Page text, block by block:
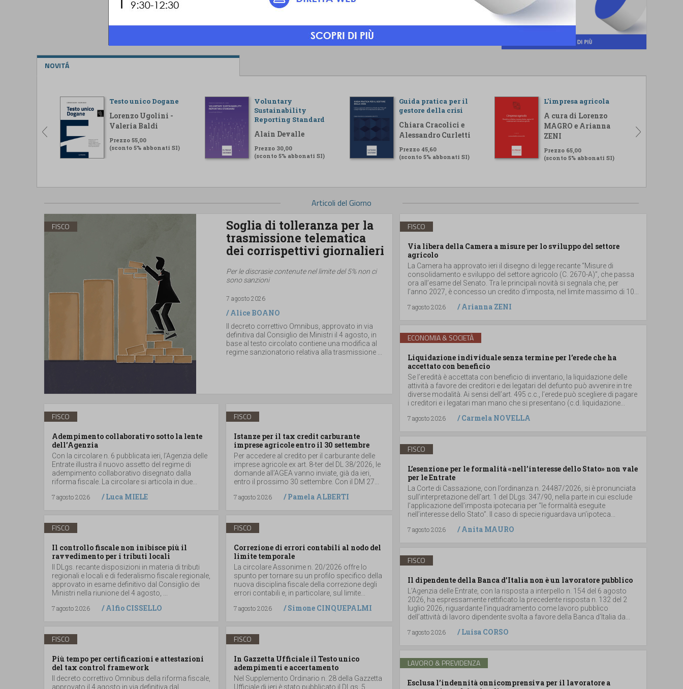
NOVITÁ
Testo unico Dogane
Lorenzo Ugolini -
Valeria Baldi
Prezzo 55,00
(sconto 5% abbonati SI)
Voluntary
Sustainability
Reporting Standard
Alain Devalle
Prezzo 30,00
(sconto 5% abbonati SI)
Guida pratica per il
gestore della crisi
Chiara Cracolici e
Alessandro Curletti
Prezzo 45,60
(sconto 5% abbonati SI)
L'impresa agricola
A cura di Lorenzo
MAGRO e Arianna
ZENI
Prezzo 65,00
(sconto 5% abbonati SI)
Articoli del Giorno
FISCO
Soglia di tolleranza per la
trasmissione telematica
dei corrispettivi giornalieri
Per le discrasie contenute nel limite del 5% non ci
sono sanzioni
7 agosto 2026
/Alice BOANO
Il decreto correttivo Omnibus, approvato in via
definitiva dal Consiglio dei Ministri il 4 agosto, in
base al testo circolato contiene una modifica al
regime sanzionatorio relativa alla trasmissione ...
FISCO
Adempimento collaborativo sotto la lente
dell’Agenzia
Con la circolare n. 6 pubblicata ieri, l’Agenzia delle
Entrate illustra il nuovo assetto del regime di
adempimento collaborativo disegnato dalla
riforma fiscale. La circolare si articola in due...
7 agosto 2026
/Luca MIELE
FISCO
Il controllo fiscale non inibisce più il
ravvedimento per i tributi locali
Il DLgs. recante disposizioni in materia di tributi
regionali e locali e di federalismo fiscale regionale,
approvato in esame definitivo dal Consiglio dei
Ministri nella riunione del 4 agosto, ...
7 agosto 2026
/Alfio CISSELLO
FISCO
Più tempo per certificazioni e attestazioni
del tax control framework
Il decreto correttivo Omnibus della riforma fiscale,
approvato il 4 agosto in via definitiva dal
FISCO
Istanze per il tax credit carburante
imprese agricole entro il 30 settembre
Per accedere al credito per il carburante delle
imprese agricole ex art. 8-ter del DL 38/2026, le
domande all’AGEA vanno inviate, già da ieri,
entro il prossimo 30 settembre. Con il DM 27...
7 agosto 2026
/Pamela ALBERTI
FISCO
Correzione di errori contabili al nodo del
limite temporale
La circolare Assonime n. 20/2026 offre lo
spunto per tornare su un profilo specifico della
nuova disciplina fiscale della correzione degli
errori contabili e, in particolare, sul limite...
7 agosto 2026
/Simone CINQUEPALMI
FISCO
In Gazzetta Ufficiale il Testo unico
adempimenti e accertamento
Nel Supplemento Ordinario n. 28 della Gazzetta
Ufficiale di ieri è stato pubblicato il DLgs. 5
FISCO
Via libera della Camera a misure per lo sviluppo del settore
agricolo
La Camera ha approvato ieri il disegno di legge recante “Misure di
consolidamento e sviluppo del settore agricolo (C. 2670-A)”, che passa
ora all’esame del Senato. Tra le principali novità si segnala che, per
l’anno 2027, è concesso un credito d’imposta, nel limite massimo di 10...
7 agosto 2026
/Arianna ZENI
ECONOMIA & SOCIETÀ
Liquidazione individuale senza termine per l’erede che ha
accettato con beneficio
Se l’eredità è accettata con beneficio di inventario, la liquidazione delle
attività a favore dei creditori e dei legatari del defunto può avvenire in tre
diverse modalità. Ai sensi dell’art. 495 c.c., l’erede può scegliere di pagare
i creditori e i legatari man mano che si presentano (c.d. liquidazione...
7 agosto 2026
/Carmela NOVELLA
FISCO
L’esenzione per le formalità «nell’interesse dello Stato» non vale
per le Entrate
La Corte di Cassazione, con l’ordinanza n. 24487/2026, si è pronunciata
sull’interpretazione dell’art. 1 del DLgs. 347/90, nella parte in cui esclude
l’applicazione dell’imposta ipotecaria per “le formalità eseguite
nell’interesse dello Stato”. Il caso di specie riguardava un’ipoteca...
7 agosto 2026
/Anita MAURO
FISCO
Il dipendente della Banca d’Italia non è un lavoratore pubblico
L’Agenzia delle Entrate, con la risposta a interpello n. 154 del 6 agosto
2026, ha espressamente rettificato la precedente risposta n. 132 del 2
luglio 2026, riguardante l’inquadramento come lavoro pubblico
dell’attività di lavoro dipendente svolta a favore della Banca d’Italia da...
7 agosto 2026
/Luisa CORSO
LAVORO & PREVIDENZA
Esclusa l’indennità onnicomprensiva per il lavoratore a